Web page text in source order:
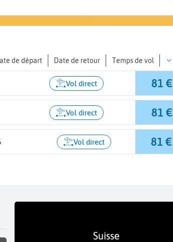
Genève (GVA)
Date de départ Date de retour Temps de vol
Vol direct 81 €
Vol direct 81 €
Vol direct 81 €
Suisse